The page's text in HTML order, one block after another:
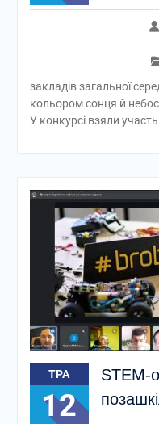
закладів загальної
кольором сонця й
У конкурсі взяли
ТРА
12
STEM-